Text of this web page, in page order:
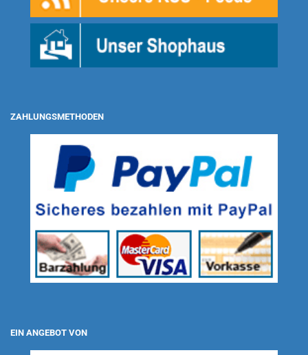
ZAHLUNGSMETHODEN
EIN ANGEBOT VON